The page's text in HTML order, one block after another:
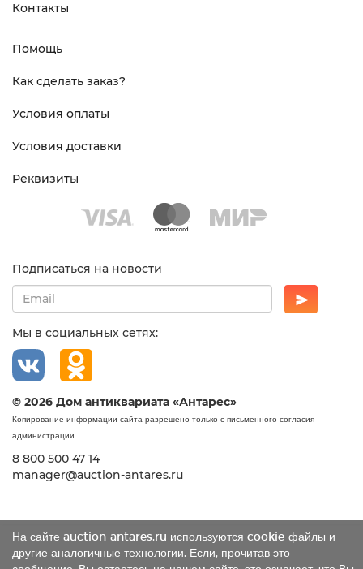
На сайте auction-antares.ru используются cookie-файлы и
другие аналогичные технологии. Если, прочитав это
Контакты
Помощь
Как сделать заказ?
Условия оплаты
Условия доставки
Реквизиты
Подписаться на новости
Мы в социальных сетях:
© 2026 Дом антиквариата «Антарес»
Копирование информации сайта разрешено только с письменного согласия
администрации
8 800 500 47 14
manager@auction-antares.ru